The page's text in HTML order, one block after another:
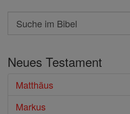
Search
Suche
Bibel
Neues Testament
Matthäus
Markus